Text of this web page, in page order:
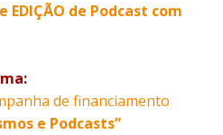
EDIÇÃO de Podcast com
de financiamento
e Podcasts”